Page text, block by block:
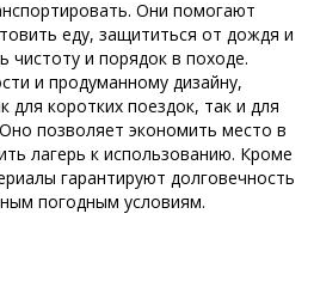
Они помогают
еду, защититься от дождя и
чистоту и порядок в походе.
и продуманному дизайну,
для коротких поездок, так и для
позволяет экономить место в
лагерь к использованию. Кроме
гарантируют долговечность
погодным условиям.